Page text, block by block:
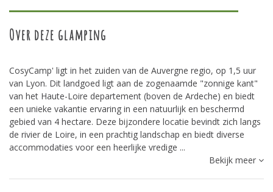
Over deze glamping
CosyCamp' ligt in het zuiden van de Auvergne regio, op 1,5 uur
van Lyon. Dit landgoed ligt aan de zogenaamde "zonnige kant"
van het Haute-Loire departement (boven de Ardeche) en biedt
een unieke vakantie ervaring in een natuurlijk en beschermd
gebied van 4 hectare. Deze bijzondere locatie bevindt zich langs
de rivier de Loire, in een prachtig landschap en biedt diverse
accommodaties voor een heerlijke vredige ...
Bekijk meer